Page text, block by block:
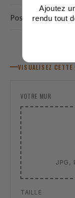
Pose et fixation
VISUALISEZ CETTE
VOTRE MUR
JPG,
TAILLE
Ajoutez
rendu tout